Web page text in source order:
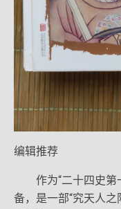
编辑推荐
作为“二十四史第
备，是一部“究天人